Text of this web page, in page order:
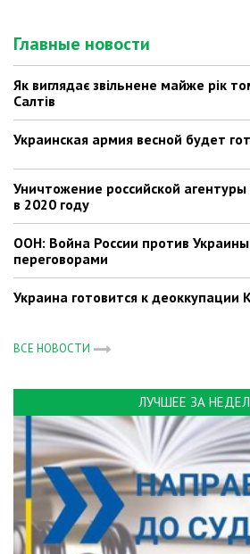
Главные новости
Як виглядає звільнене майже рік
Салтів
Украинская армия весной будет
Уничтожение российской
в 2020 году
ООН: Война России против
переговорами
Украина готовится к деоккупации
ВСЕ НОВОСТИ
ЛУЧШЕЕ ЗА